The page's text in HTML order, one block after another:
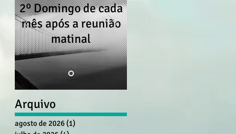
2º Domingo de cada
mês após a reunião
matinal
Arquivo
agosto de 2026 (1)